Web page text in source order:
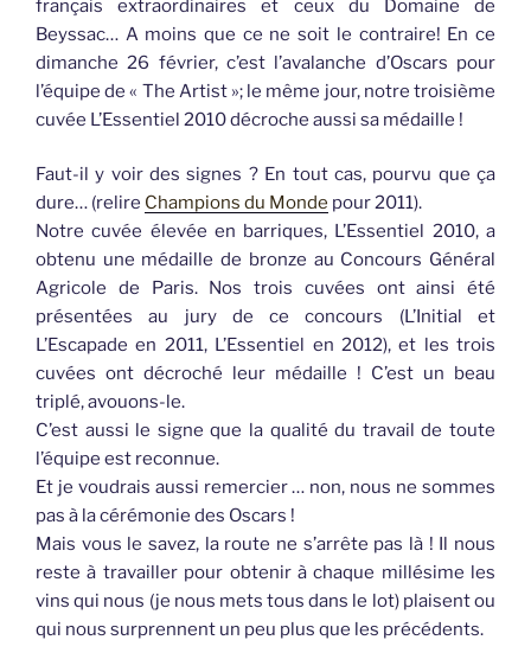
français extraordinaires et ceux du Domaine de
Beyssac… A moins que ce ne soit le contraire! En ce
dimanche 26 février, c’est l’avalanche d’Oscars pour
l’équipe de « The Artist »; le même jour, notre troisième
cuvée L’Essentiel 2010 décroche aussi sa médaille !
Faut-il y voir des signes ? En tout cas, pourvu que ça
dure… (relire Champions du Monde pour 2011).
Notre cuvée élevée en barriques, L’Essentiel 2010, a
obtenu une médaille de bronze au Concours Général
Agricole de Paris. Nos trois cuvées ont ainsi été
présentées au jury de ce concours (L’Initial et
L’Escapade en 2011, L’Essentiel en 2012), et les trois
cuvées ont décroché leur médaille ! C’est un beau
triplé, avouons-le.
C’est aussi le signe que la qualité du travail de toute
l’équipe est reconnue.
Et je voudrais aussi remercier … non, nous ne sommes
pas à la cérémonie des Oscars !
Mais vous le savez, la route ne s’arrête pas là ! Il nous
reste à travailler pour obtenir à chaque millésime les
vins qui nous (je nous mets tous dans le lot) plaisent ou
qui nous surprennent un peu plus que les précédents.